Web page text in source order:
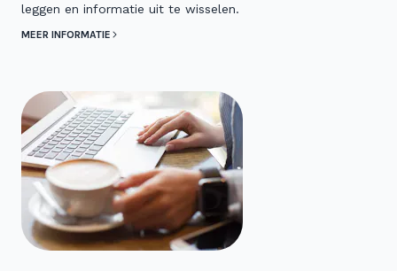
leggen en informatie uit te wisselen.
MEER INFORMATIE